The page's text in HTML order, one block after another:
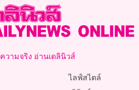
วามจริง อ่านเดลินิวส์
ไลฟ์สไตล์